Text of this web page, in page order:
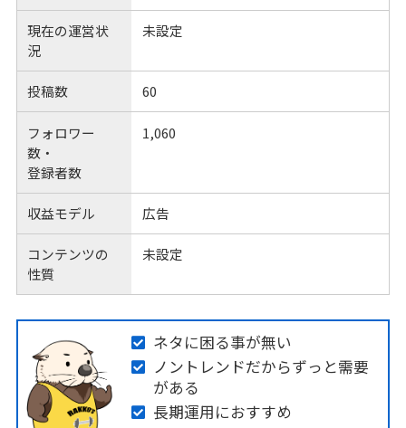
現在の運営状
況
未設定
投稿数 60
フォロワー
数・
登録者数
1,060
収益モデル 広告
コンテンツの
性質
未設定
ネタに困る事が無い
ノントレンドだからずっと需要
がある
長期運用におすすめ